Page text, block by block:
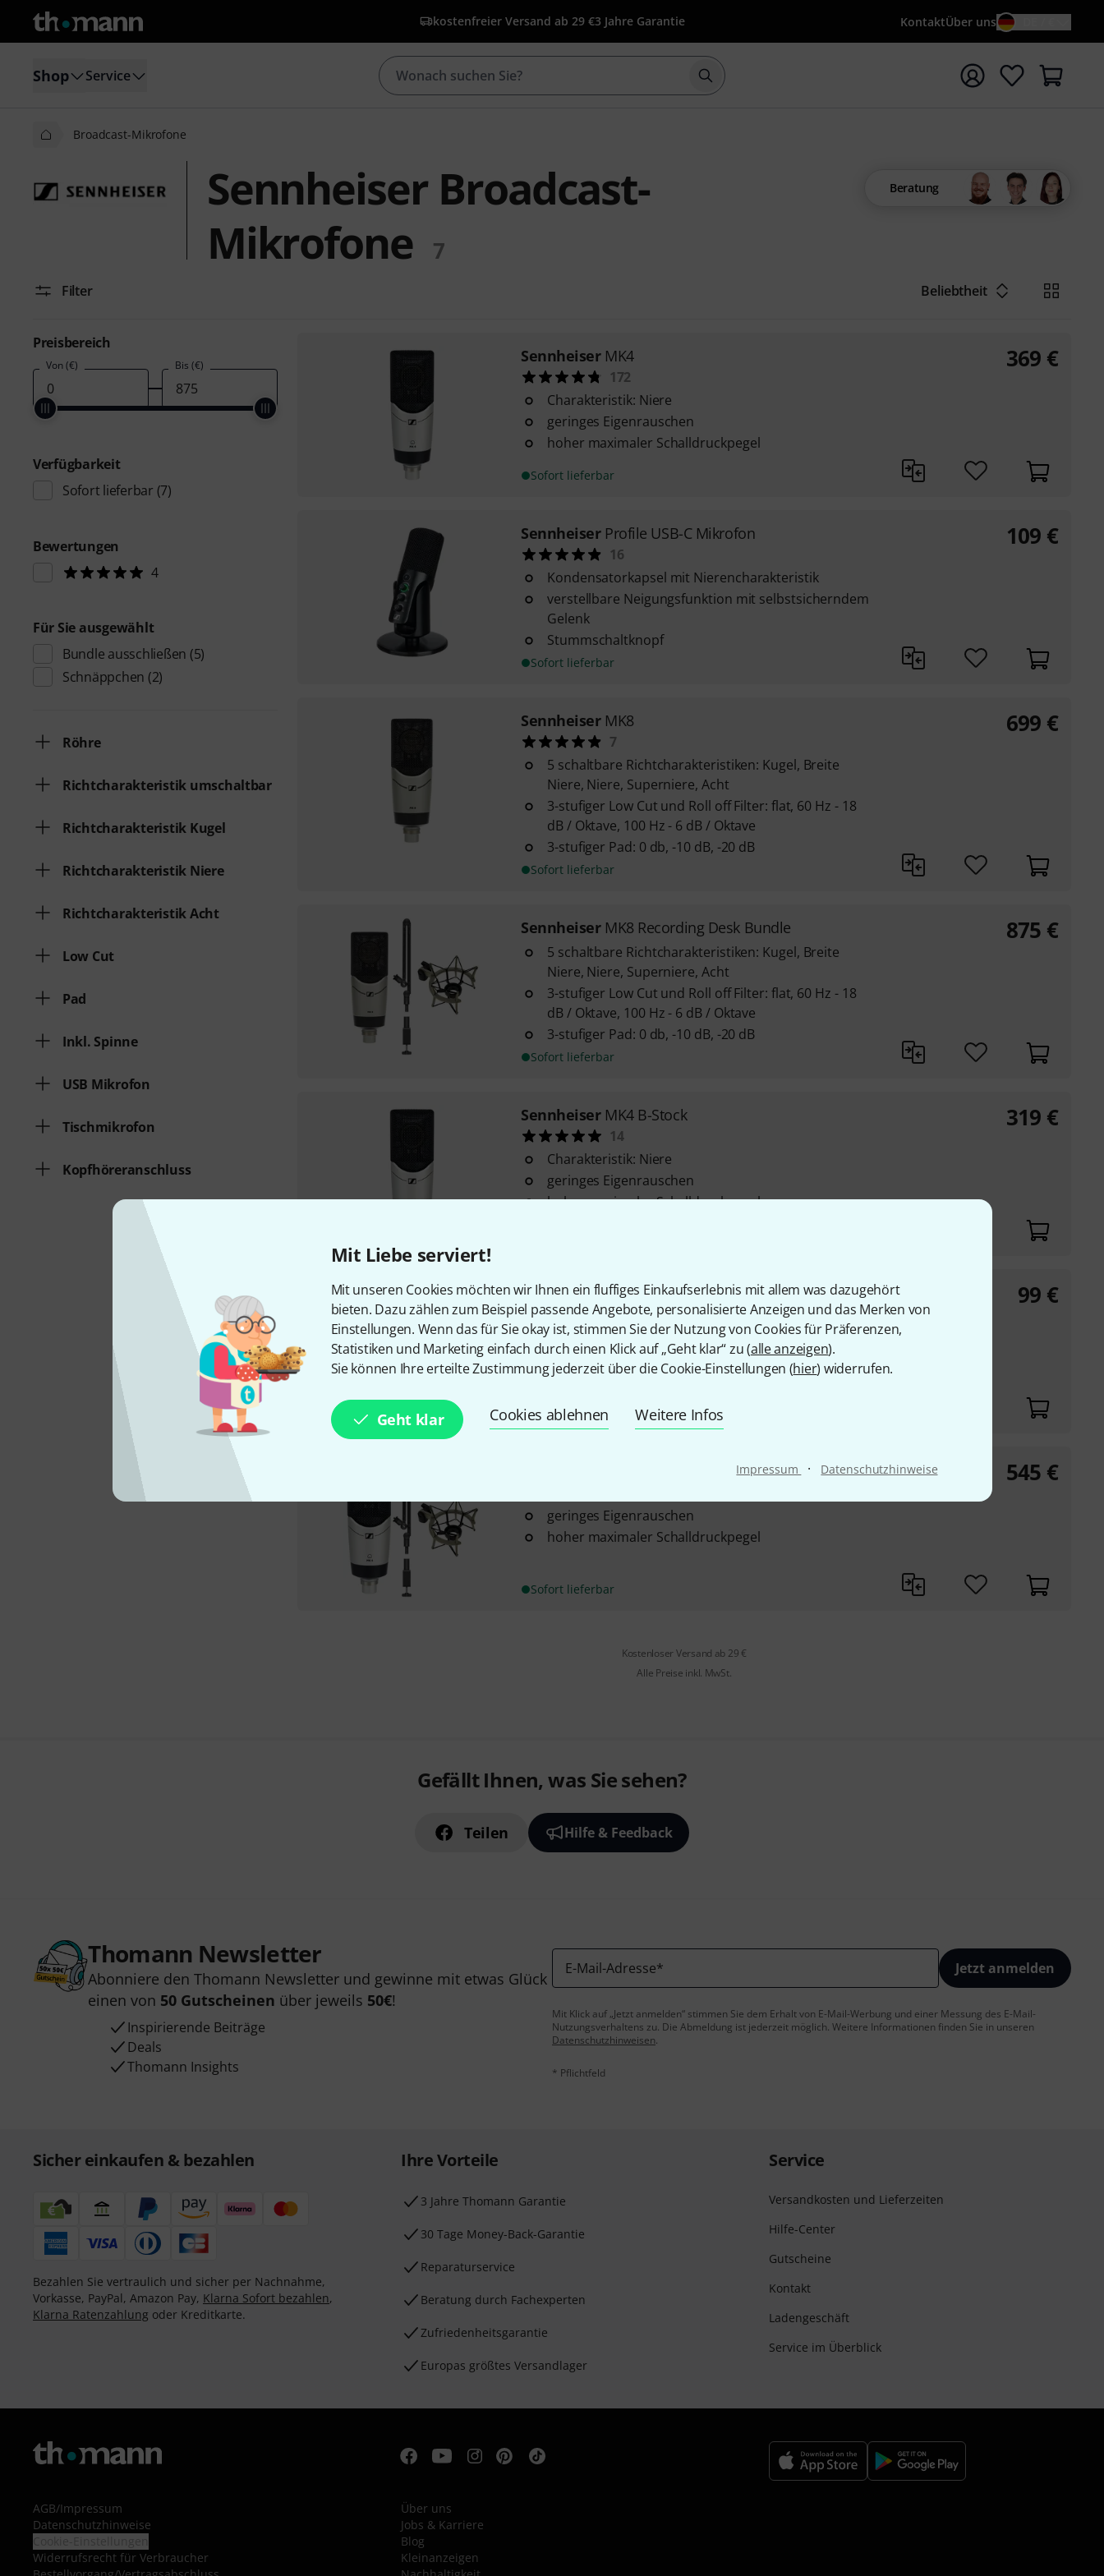
Mit Liebe serviert!
Mit unseren Cookies möchten wir Ihnen ein fluffiges Einkaufserlebnis mit allem was dazugehört
bieten. Dazu zählen zum Beispiel passende Angebote, personalisierte Anzeigen und das Merken von
Einstellungen. Wenn das für Sie okay ist, stimmen Sie der Nutzung von Cookies für Präferenzen,
Statistiken und Marketing einfach durch einen Klick auf „Geht klar“ zu (alle anzeigen).
Sie können Ihre erteilte Zustimmung jederzeit über die Cookie-Einstellungen (hier) widerrufen.
Geht klar Cookies ablehnen Weitere Infos
Impressum · Datenschutzhinweise
kostenfreier Versand ab 29 €3 Jahre Garantie KontaktÜber uns
Shop Service Suche mit Suchwort {searchTerm} starten
Broadcast-Mikrofone
Sennheiser Broadcast-
Mikrofone
7
Beratung
Filter Beliebtheit
Preisbereich
Von (€) Bis (€)
Verfügbarkeit
Sofort lieferbar (7)
Bewertungen
4
Für Sie ausgewählt
Bundle ausschließen (5)
Schnäppchen (2)
Röhre
Richtcharakteristik umschaltbar
Richtcharakteristik Kugel
Richtcharakteristik Niere
Richtcharakteristik Acht
Low Cut
Pad
Inkl. Spinne
USB Mikrofon
Tischmikrofon
Kopfhöreranschluss
Sennheiser MK4
172
Charakteristik: Niere
geringes Eigenrauschen
hoher maximaler Schalldruckpegel
Sofort lieferbar
369 €
Sennheiser Profile USB-C Mikrofon
16
Kondensatorkapsel mit Nierencharakteristik
verstellbare Neigungsfunktion mit selbstsicherndem
Gelenk
Stummschaltknopf
Sofort lieferbar
109 €
Sennheiser MK8
7
5 schaltbare Richtcharakteristiken: Kugel, Breite
Niere, Niere, Superniere, Acht
3-stufiger Low Cut und Roll off Filter: flat, 60 Hz - 18
dB / Oktave, 100 Hz - 6 dB / Oktave
3-stufiger Pad: 0 db, -10 dB, -20 dB
Sofort lieferbar
699 €
Sennheiser MK8 Recording Desk Bundle
5 schaltbare Richtcharakteristiken: Kugel, Breite
Niere, Niere, Superniere, Acht
3-stufiger Low Cut und Roll off Filter: flat, 60 Hz - 18
dB / Oktave, 100 Hz - 6 dB / Oktave
3-stufiger Pad: 0 db, -10 dB, -20 dB
Sofort lieferbar
875 €
Sennheiser MK4 B-Stock
14
Charakteristik: Niere
geringes Eigenrauschen
hoher maximaler Schalldruckpegel
319 €
Sennheiser Profile USB-C Mikrofon B-Stock
Kondensatorkapsel mit Nierencharakteristik
verstellbare Neigungsfunktion mit selbstsicherndem
Gelenk
Stummschaltknopf
Sofort lieferbar
99 €
MK4 Recording Desk Bundle
geringes Eigenrauschen
hoher maximaler Schalldruckpegel
Sofort lieferbar
545 €
Kostenloser Versand ab 29 €
Alle Preise inkl. MwSt.
Gefällt Ihnen, was Sie sehen?
Teilen Hilfe & Feedback
Thomann Newsletter
Abonniere den Thomann Newsletter und gewinne mit etwas Glück
einen von 50 Gutscheinen über jeweils 50€!
Inspirierende Beiträge
Deals
Thomann Insights
E-Mail-Adresse* Jetzt anmelden
Mit Klick auf „Jetzt anmelden“ stimmen Sie dem Erhalt von E-Mail-Werbung und einer Messung des E-Mail-
Nutzungsverhaltens zu. Die Abmeldung ist jederzeit möglich. Weitere Informationen finden Sie in unseren
Datenschutzhinweisen.
* Pflichtfeld
Sicher einkaufen & bezahlen
Bezahlen Sie vertraulich und sicher per Nachnahme,
Vorkasse, PayPal, Amazon Pay, Klarna Sofort bezahlen,
Klarna Ratenzahlung oder Kreditkarte.
Ihre Vorteile
3 Jahre Thomann Garantie
30 Tage Money-Back-Garantie
Reparaturservice
Beratung durch Fachexperten
Zufriedenheitsgarantie
Europas größtes Versandlager
Service
Versandkosten und Lieferzeiten
Hilfe-Center
Gutscheine
Kontakt
Ladengeschäft
Service im Überblick
AGB/Impressum
Datenschutzhinweise
Widerrufsrecht für Verbraucher
Über uns
Jobs & Karriere
Blog
Kleinanzeigen